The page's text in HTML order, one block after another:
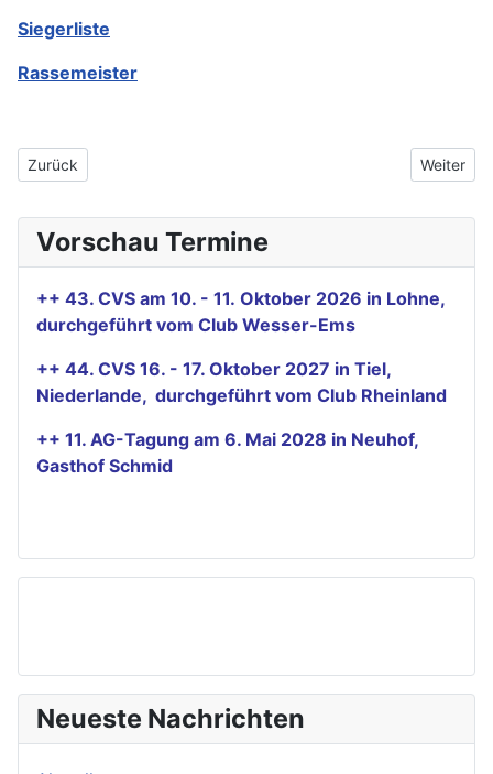
Siegerliste
Rassemeister
Vorheriger Beitrag: Wichtige Informationen und
Zurück Nächster
Weiter
Vorschau Termine
++ 43. CVS am 10. - 11. Oktober 2026 in Lohne,
durchgeführt vom Club Wesser-Ems
++ 44. CVS 16. - 17. Oktober 2027 in Tiel,
Niederlande, durchgeführt vom Club Rheinland
++ 11. AG-Tagung am 6. Mai 2028 in Neuhof,
Gasthof Schmid
Neueste Nachrichten